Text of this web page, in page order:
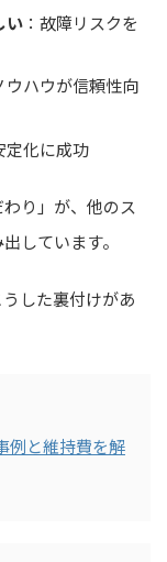
い ：故障リスクを
ウハウが信頼性向
定化に成功
り」が、他のス
しています。
した裏付けがあ
例と維持費を解